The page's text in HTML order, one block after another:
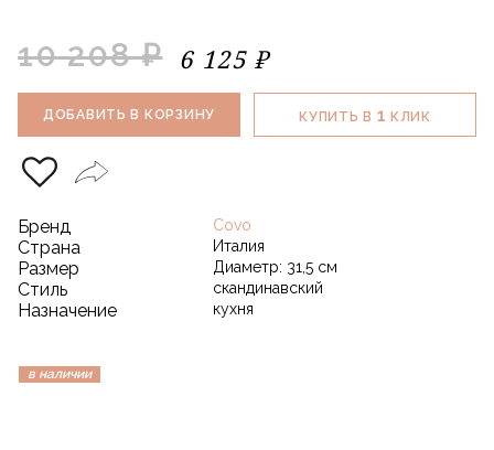
10 208 ₽ 6 125 ₽
ДОБАВИТЬ В КОРЗИНУ КУПИТЬ В 1 КЛИК
Бренд Covo
Страна Италия
Размер Диаметр: 31,5 см
Стиль скандинавский
Назначение кухня
в наличии